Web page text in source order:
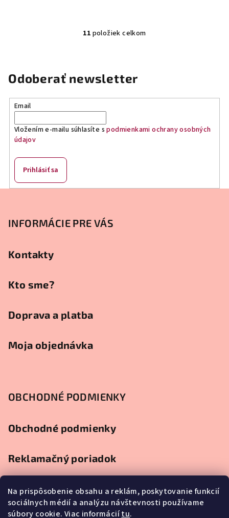
Na prispôsobenie obsahu a reklám, poskytovanie funkcií
sociálnych médií a analýzu návštevnosti používame
súbory cookie. Viac informáciítu.
O
á
d
a
e
y
11 položiek celkom
Odoberať newsletter
Email
Vložením e-mailu súhlasíte spodmienkami ochrany osobných
údajov
Prihlásiť sa
INFORMÁCIE PRE VÁS
Kontakty
Kto sme?
Doprava a platba
Moja objednávka
OBCHODNÉ PODMIENKY
Obchodné podmienky
Reklamačný poriadok
Ochrana osobných údajov